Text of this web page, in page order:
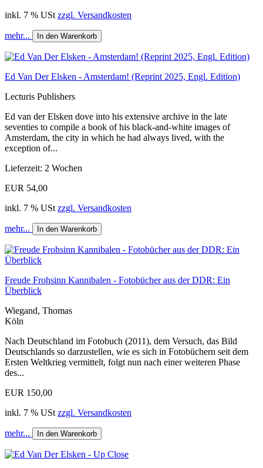
inkl. 7 % USt zzgl. Versandkosten
mehr... In den Warenkorb
Ed Van Der Elsken - Amsterdam! (Reprint 2025, Engl. Edition)
Lecturis Publishers
Ed van der Elsken dove into his extensive archive in the late
seventies to compile a book of his black-and-white images of
Amsterdam, the city in which he had always lived, with the
exception of...
Lieferzeit: 2 Wochen
EUR 54,00
inkl. 7 % USt zzgl. Versandkosten
mehr... In den Warenkorb
Freude Frohsinn Kannibalen - Fotobücher aus der DDR: Ein
Überblick
Wiegand, Thomas
Köln
Nach Deutschland im Fotobuch (2011), dem Versuch, das Bild
Deutschlands so darzustellen, wie es sich in Fotobüchern seit dem
Ersten Weltkrieg vermittelt, folgt nun nach einer weiteren Phase
des...
EUR 150,00
inkl. 7 % USt zzgl. Versandkosten
mehr... In den Warenkorb